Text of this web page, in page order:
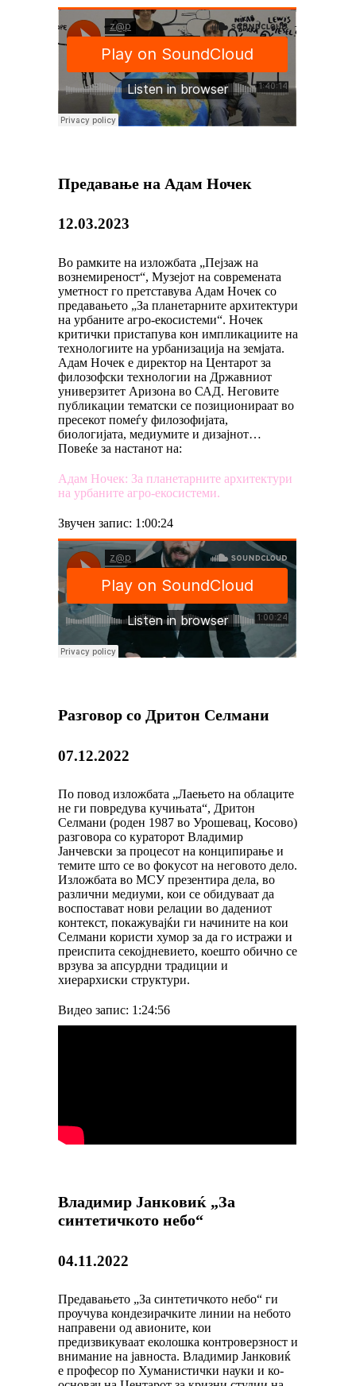
Предавање на Адам Ночек
12.03.2023
Во рамките на изложбата „Пејзаж на
вознемиреност“, Музејот на современата
уметност го претставува Адам Ночек со
предавањето „За планетарните архитектури
на урбаните агро-екосистеми“. Ночек
критички пристапува кон импликациите на
технологиите на урбанизација на земјата.
Адам Ночек е директор на Центарот за
филозофски технологии нa Државниот
универзитет Аризона во САД. Неговите
публикации тематски се позиционираат во
пресекот помеѓу филозофијата,
биологијата, медиумите и дизајнот…
Повеќе за настанот на:
Адам Ночек: За планетарните архитектури
на урбаните агро-екосистеми.
Звучен запис: 1:00:24
Разговор со Дритон Селмани
07.12.2022
По повод изложбата „Лаењето на облаците
не ги повредува кучињата“, Дритон
Селмани (роден 1987 во Урошевац, Косово)
разговора со кураторот Владимир
Јанчевски за процесот на конципирање и
темите што се во фокусот на неговото дело.
Изложбата во МСУ презентира дела, во
различни медиуми, кои се обидуваат да
воспостават нови релации во дадениот
контекст, покажувајќи ги начините на кои
Селмани користи хумор за да го истражи и
преиспита секојдневието, коешто обично се
врзува за апсурдни традиции и
хиерархиски структури.
Видео запис: 1:24:56
Владимир Јанковиќ „За
синтетичкото небо“
04.11.2022
Предавањето „За синтетичкото небо“ ги
проучува кондезирачките линии на небото
направени од авионите, кои
предизвикуваат еколошка контроверзност и
внимание на јавноста. Владимир Јанковиќ
е професор по Хуманистички науки и ко-